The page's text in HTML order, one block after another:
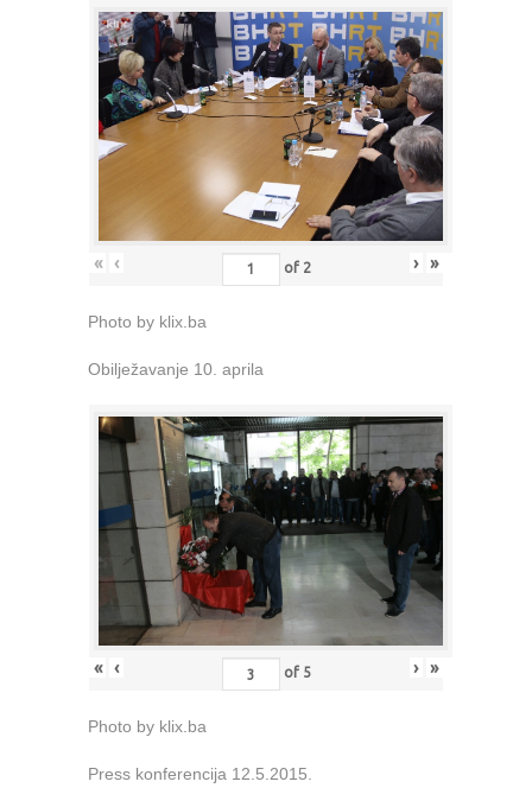
« ‹ of 2 › »
Photo by klix.ba
Obilježavanje 10. aprila
« ‹ of 5 › »
Photo by klix.ba
Press konferencija 12.5.2015.